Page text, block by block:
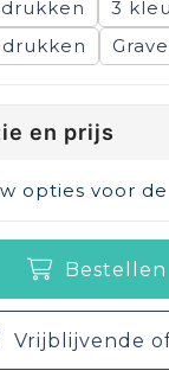
3
en prijs
opties voor
Bestellen
Vrijblijvende